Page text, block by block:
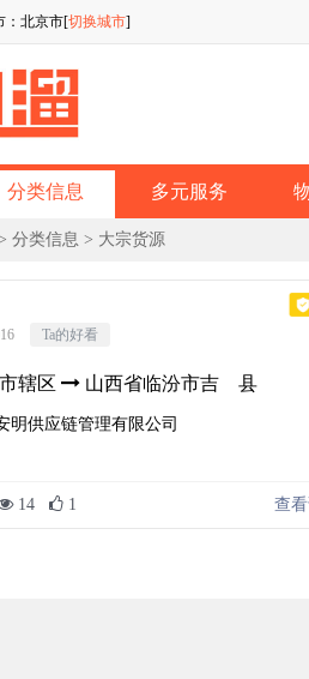
：北京市[切换城市]
分类信息 多元服务
分类信息 > 大宗货源
Ta的好看
辖区 山西省临汾市吉 县
明供应链管理有限公司
14 1 查